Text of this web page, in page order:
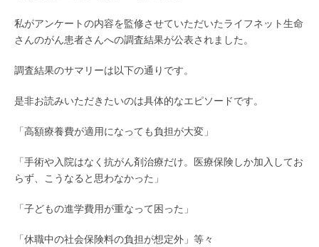
私がアンケートの内容を監修させていただいたライフネット生命
さんのがん患者さんへの調査結果が公表されました。
調査結果のサマリーは以下の通りです。
是非お読みいただきたいのは具体的なエピソードです。
「高額療養費が適用になっても負担が大変」
「手術や入院はなく抗がん剤治療だけ。医療保険しか加入してお
らず、こうなると思わなかった」
「子どもの進学費用が重なって困った」
「休職中の社会保険料の負担が想定外」等々